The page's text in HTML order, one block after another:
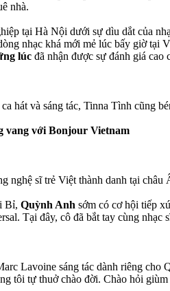
nhà.
tại Hà Nội dưới sự dìu dắt của
nhạc khá mới mẻ lúc bấy giờ tại
lúc đã nhận được sự đánh giá
hát và sáng tác, Tinna Tình cũng
vang với Bonjour Vietnam
nghệ sĩ trẻ Việt thành danh tại
Bỉ, Quỳnh Anh sớm có cơ hội tiếp
Tại đây, cô đã bắt tay cùng
Lavoine sáng tác dành riêng
tôi tự thuở chào đời. Chào hỏi